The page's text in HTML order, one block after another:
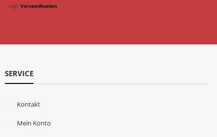
zzgl. Versandkosten
SERVICE
Kontakt
Mein Konto